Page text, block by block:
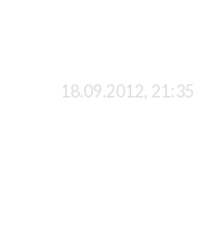
18.09.2012, 21:35